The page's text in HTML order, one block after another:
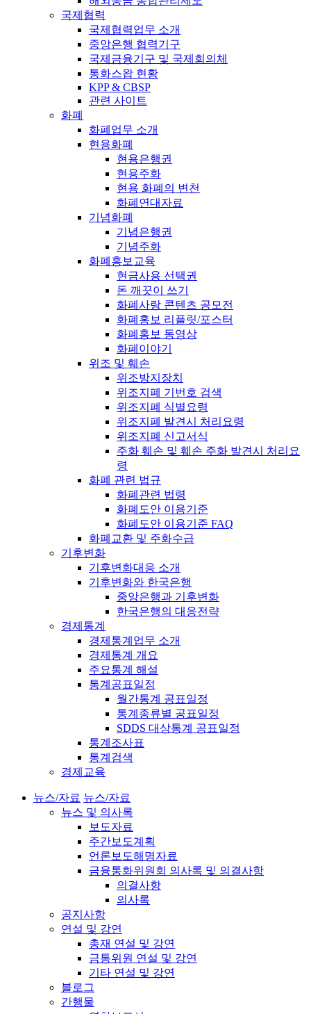
국제협력
국제협력업무 소개
중앙은행 협력기구
국제금융기구 및 국제회의체
통화스왑 현황
KPP & CBSP
관련 사이트
화폐
화폐업무 소개
현용화폐
현용은행권
현용주화
현용 화폐의 변천
화폐연대자료
기념화폐
기념은행권
기념주화
화폐홍보교육
현금사용 선택권
돈 깨끗이 쓰기
화폐사랑 콘텐츠 공모전
화폐홍보 리플릿/포스터
화폐홍보 동영상
화폐이야기
위조 및 훼손
위조방지장치
위조지폐 기번호 검색
위조지폐 식별요령
위조지폐 발견시 처리요령
위조지폐 신고서식
주화 훼손 및 훼손 주화 발견시 처리요
령
화폐 관련 법규
화폐관련 법령
화폐도안 이용기준
화폐도안 이용기준 FAQ
화폐교환 및 주화수급
기후변화
기후변화대응 소개
기후변화와 한국은행
중앙은행과 기후변화
한국은행의 대응전략
경제통계
경제통계업무 소개
경제통계 개요
주요통계 해설
통계공표일정
월간통계 공표일정
통계종류별 공표일정
SDDS 대상통계 공표일정
통계조사표
통계검색
경제교육
뉴스/자료 뉴스/자료
뉴스 및 의사록
보도자료
주간보도계획
언론보도해명자료
금융통화위원회 의사록 및 의결사항
의결사항
의사록
공지사항
연설 및 강연
총재 연설 및 강연
금통위원 연설 및 강연
기타 연설 및 강연
블로그
간행물